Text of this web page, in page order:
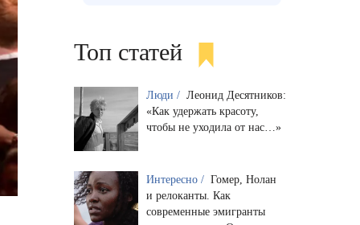
Топ статей
Люди / Леонид Десятников:
«Как удержать красоту,
чтобы не уходила от нас…»
Интересно / Гомер, Нолан
и релоканты. Как
современные эмигранты